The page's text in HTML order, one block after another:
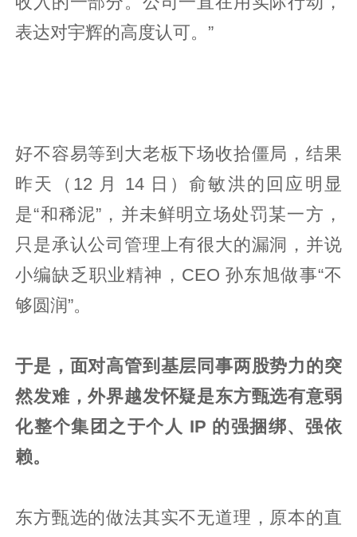
表达对宇辉的高度认可。”
好不容易等到大老板下场收拾僵局，结果
昨天（12 月 14 日）俞敏洪的回应明显
是“和稀泥”，并未鲜明立场处罚某一方，
只是承认公司管理上有很大的漏洞，并说
小编缺乏职业精神，CEO 孙东旭做事“不
够圆润”。
于是，面对高管到基层同事两股势力的突
然发难，外界越发怀疑是东方甄选有意弱
化整个集团之于个人 IP 的强捆绑、强依
赖。
东方甄选的做法其实不无道理，原本的直